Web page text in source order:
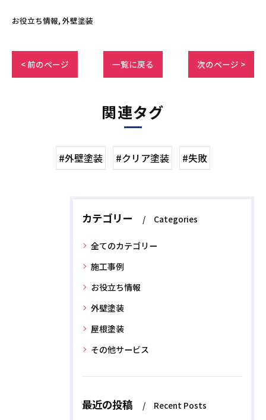
お役立ち情報 外壁塗装
< 前のページ 一覧に戻る 次のページ >
関連タグ
#外壁塗装 #クリア塗装 #失敗
カテゴリー Categories
全てのカテゴリー
施工事例
お役立ち情報
外壁塗装
屋根塗装
その他サービス
最近の投稿 Recent Posts